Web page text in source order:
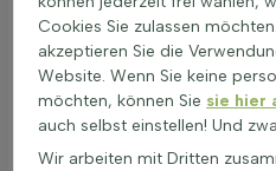
um Platz für neues
Winterharte
Eine Mulchschicht hilft, die
schützen.
Beim Verpflanzen im
dass der Boden gut
Verpflanzen gut wässern
Cookies Sie zulassen
akzeptieren Sie die
Website. Wenn Sie keine
möchten, können Sie sie hier
auch selbst einstellen! Und
Wir arbeiten mit Dritten